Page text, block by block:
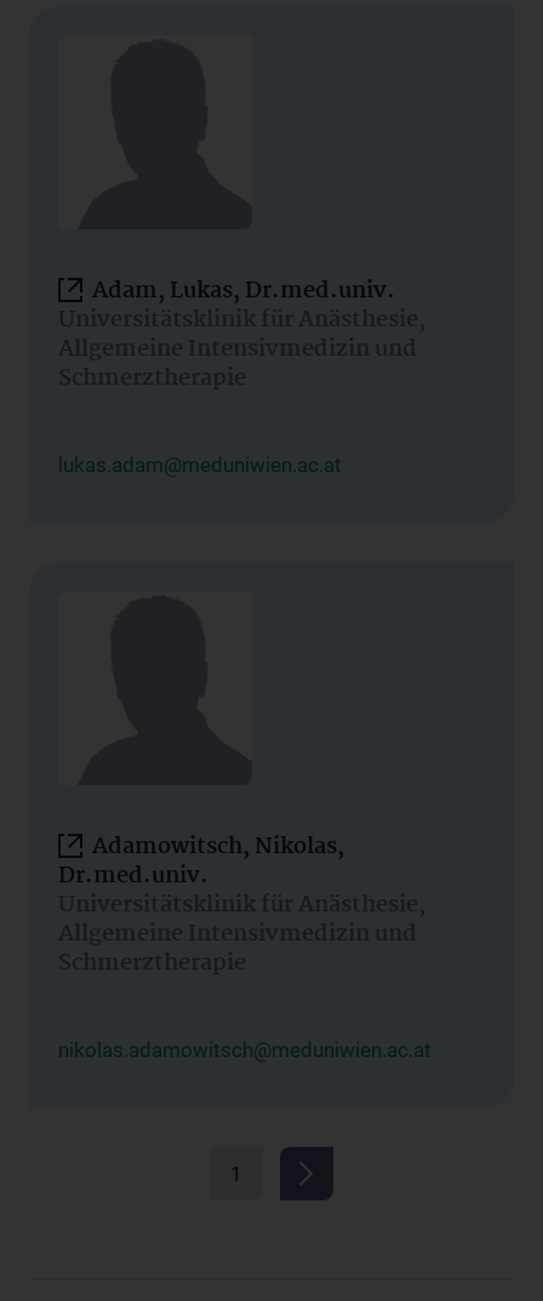
Adam, Lukas, Dr.med.univ.
Universitätsklinik für Anästhesie,
Allgemeine Intensivmedizin und
Schmerztherapie
lukas.adam@meduniwien.ac.at
Adamowitsch, Nikolas,
Dr.med.univ.
Universitätsklinik für Anästhesie,
Allgemeine Intensivmedizin und
Schmerztherapie
nikolas.adamowitsch@meduniwien.ac.at
1